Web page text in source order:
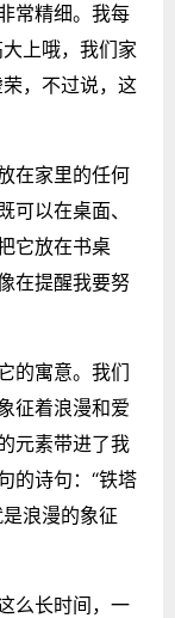
常精细。我每
上哦，我们家
，不过说，这
在家里的任何
可以在桌面、
它放在书桌
在提醒我要努
的寓意。我们
征着浪漫和爱
元素带进了我
的诗句：“铁塔
浪漫的象征
么长时间，一